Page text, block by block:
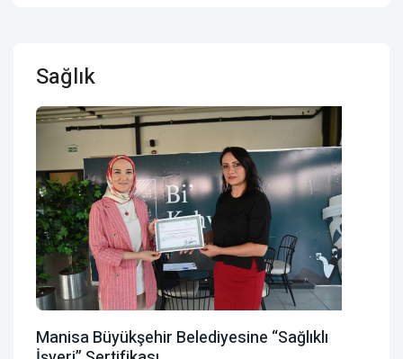
Sağlık
Manisa Büyükşehir Belediyesine “Sağlıklı